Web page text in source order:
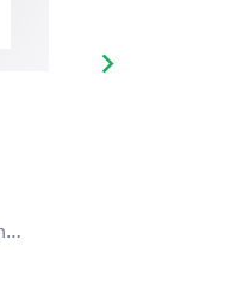
Next slide